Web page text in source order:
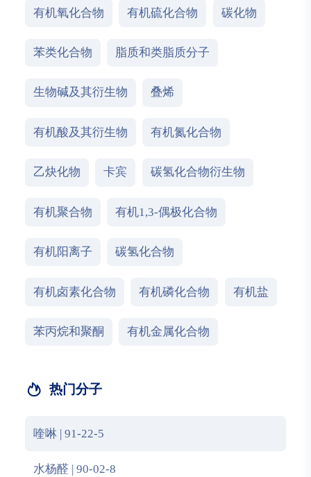
有机氧化合物 有机硫化合物 碳化物
苯类化合物 脂质和类脂质分子
生物碱及其衍生物 叠烯
有机酸及其衍生物 有机氮化合物
乙炔化物 卡宾 碳氢化合物衍生物
有机聚合物 有机1,3-偶极化合物
有机阳离子 碳氢化合物
有机卤素化合物 有机磷化合物 有机盐
苯丙烷和聚酮 有机金属化合物
热门分子
喹啉 | 91-22-5
水杨醛 | 90-02-8